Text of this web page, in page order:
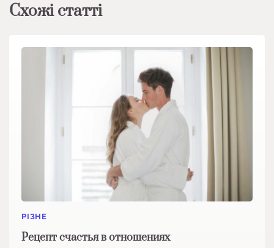
Схожі статті
РІЗНЕ
Рецепт счастья в отношениях